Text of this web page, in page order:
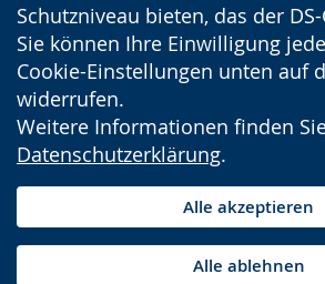
Schutzniveau bieten, das der
Sie können Ihre Einwilligung
Cookie-Einstellungen unten auf
widerrufen.
Weitere Informationen finden
Datenschutzerklärung.
Alle akzeptieren
Alle ablehnen